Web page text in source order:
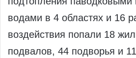
водами в 4 областях и 16
воздействия попали 18
подвалов, 44 подворья и